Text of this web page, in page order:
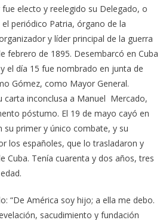
electo y reelegido su Delegado, o
periódico Patria, órgano de la
y líder principal de la guerra
febrero de 1895. Desembarcó en Cuba
el día 15 fue nombrado en junta de
Gómez, como Mayor General.
carta inconclusa a Manuel Mercado,
póstumo. El 19 de mayo cayó en
su primer y único combate, y su
los españoles, que lo trasladaron y
Cuba. Tenía cuarenta y dos años, tres
“De América soy hijo; a ella me debo.
sacudimiento y fundación